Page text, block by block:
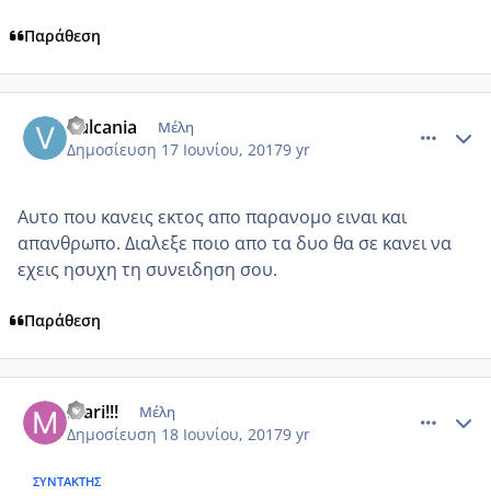
Παράθεση
Vulcania Μέλη
Δημοσίευση 17 Ιουνίου, 20179 yr
Αυτο που κανεις εκτος απο παρανομο ειναι και
απανθρωπο. Διαλεξε ποιο απο τα δυο θα σε κανει να
εχεις ησυχη τη συνειδηση σου.
Παράθεση
Mari!!! Μέλη
Δημοσίευση 18 Ιουνίου, 20179 yr
ΣΥΝΤΆΚΤΗΣ